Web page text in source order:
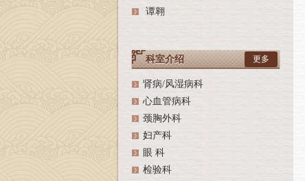
谭翱
科室介绍 更多
肾病/风湿病科
心血管病科
颈胸外科
妇产科
眼 科
检验科